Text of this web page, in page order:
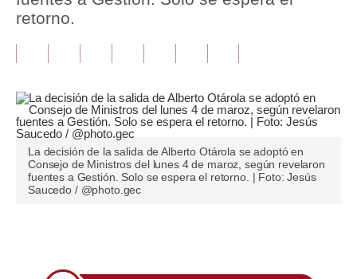
Tu Dinero
Plus G
Opinión
Editorial
Tendencias
retorno.
La decisión de la salida de Alberto Otárola se adoptó en
Consejo de Ministros del lunes 4 de maroz, según revelaron
fuentes a Gestión. Solo se espera el retorno. | Foto: Jesús
Saucedo / @photo.gec